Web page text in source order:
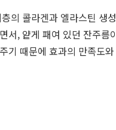
의 콜라겐과 엘라스틴 생
, 얕게 패여 있던 잔주름
때문에 효과의 만족도